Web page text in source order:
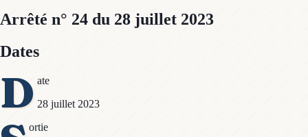
Arrêté n° 24 du 28 juillet 2023
Dates
D ate
28 juillet 2023
ortie